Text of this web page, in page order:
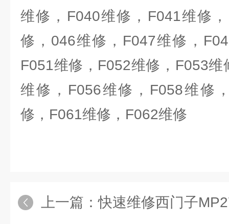
维修，F040维修，F041维修
修，046维修，F047维修，
F051维修，F052维修，F053
维修，F056维修，F058维修
修，F061维修，F062维修
上一篇：快速维修西门子MP277